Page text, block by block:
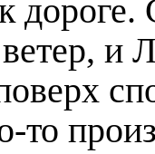
дороге.
и
то